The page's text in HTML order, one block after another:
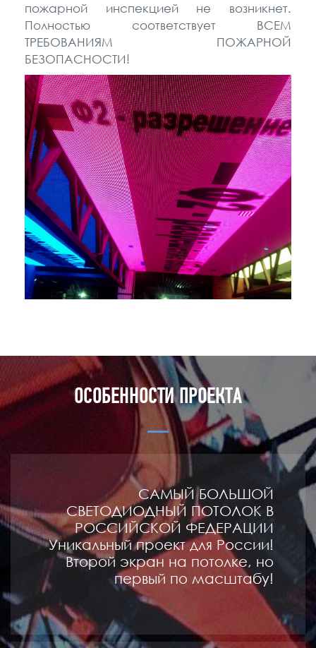
пожарной инспекцией не возникнет.
Полностью соответствует ВСЕМ
ТРЕБОВАНИЯМ ПОЖАРНОЙ
БЕЗОПАСНОСТИ!
ОСОБЕННОСТИ ПРОЕКТА
САМЫЙ БОЛЬШОЙ
СВЕТОДИОДНЫЙ ПОТОЛОК В
РОССИЙСКОЙ ФЕДЕРАЦИИ
Уникальный проект для России!
Второй экран на потолке, но
первый по масштабу!